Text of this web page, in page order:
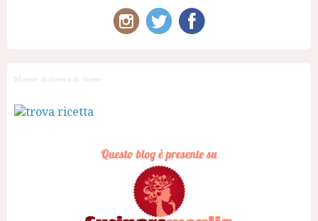
Motore di ricerca di ricette